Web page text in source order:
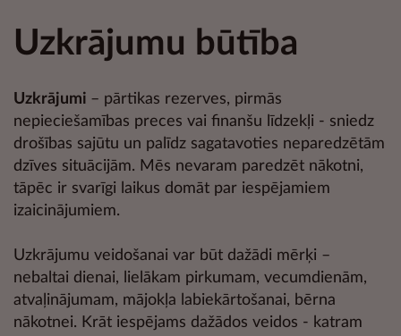
Uzkrājumu būtība
Uzkrājumi – pārtikas rezerves, pirmās
nepieciešamības preces vai finanšu līdzekļi - sniedz
drošības sajūtu un palīdz sagatavoties neparedzētām
dzīves situācijām. Mēs nevaram paredzēt nākotni,
tāpēc ir svarīgi laikus domāt par iespējamiem
izaicinājumiem.
Uzkrājumu veidošanai var būt dažādi mērķi –
nebaltai dienai, lielākam pirkumam, vecumdienām,
atvaļinājumam, mājokļa labiekārtošanai, bērna
nākotnei. Krāt iespējams dažādos veidos - katram